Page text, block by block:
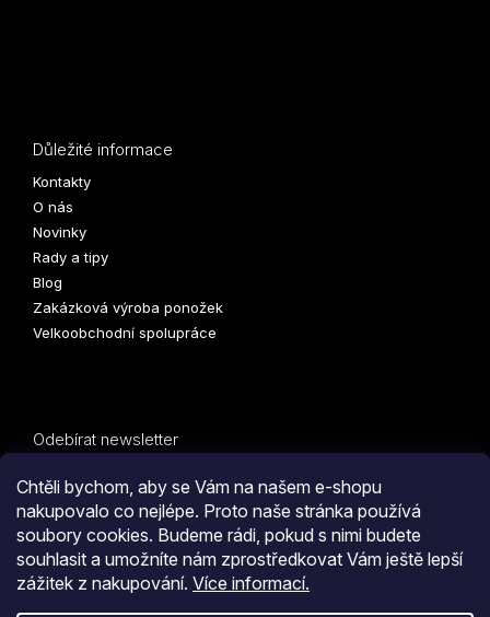
Chtěli bychom, aby se Vám na našem e-shopu
nakupovalo co nejlépe. Proto naše stránka používá
soubory cookies. Budeme rádi, pokud s nimi budete
souhlasit a umožníte nám zprostředkovat Vám ještě lepší
zážitek z nakupování. Více informací.
Důležité informace
Kontakty
O nás
Novinky
Rady a tipy
Blog
Zakázková výroba ponožek
Velkoobchodní spolupráce
Odebírat newsletter
Vložte svůj e-mail a my vám budeme zasílat informace o
nových produktech na našem e-shopu.
E-mail
PŘIHLÁSIT